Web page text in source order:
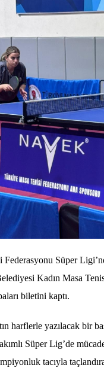
Süper
Kadın Masa
biletini kaptı.
harflerle yazılacak bir
Süper Lig’de
tacıyla